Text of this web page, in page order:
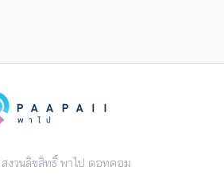
งวนลิขสิทธิ์ พาไป ดอทคอม